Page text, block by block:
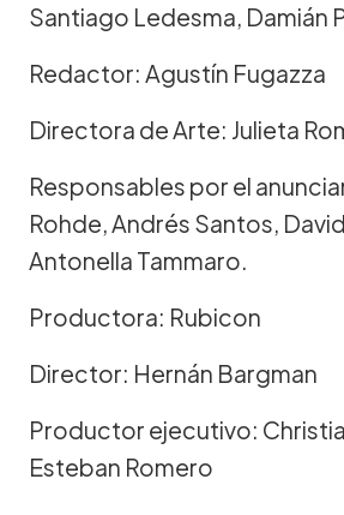
Santiago Ledesma, Damián
Redactor: Agustín Fugazza
Directora de Arte: Julieta
Responsables por el
Rohde, Andrés Santos,
Antonella Tammaro.
Productora: Rubicon
Director: Hernán Bargman
Productor ejecutivo:
Esteban Romero